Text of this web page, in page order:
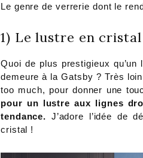
Le genre de verrerie dont le
1) Le lustre en
Quoi de plus prestigieux
demeure à la Gatsby ? Très
too much, pour donner une
pour un lustre aux lignes
tendance. J’adore l’idée de
cristal !